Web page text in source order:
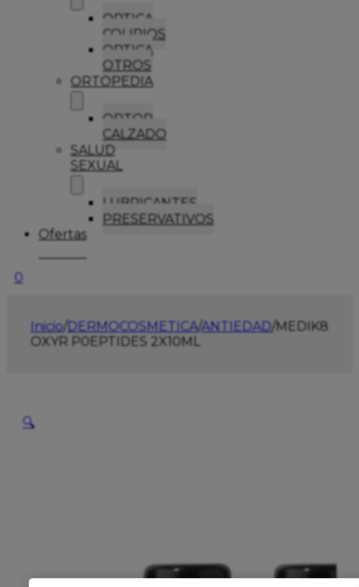
OPTICA
COLIRIOS
OPTICA
OTROS
ORTOPEDIA
ORTOP
CALZADO
SALUD
SEXUAL
LUBRICANTES
PRESERVATIVOS
Ofertas
0
Inicio/DERMOCOSMETICA/ANTIEDAD/MEDIK8
OXYR P0EPTIDES 2X10ML
🔍